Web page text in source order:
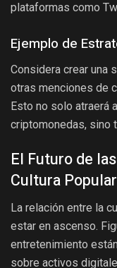
plataformas como
Ejemplo de
Considera crear una
otras menciones de
Esto no solo atraerá
criptomonedas, sino
El Futuro de
Cultura Popular
La relación entre la
estar en ascenso.
entretenimiento
sobre activos